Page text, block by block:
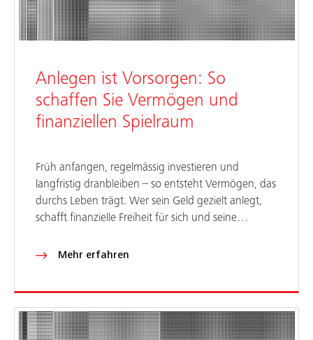
Anlegen ist Vorsorgen: So
schaffen Sie Vermögen und
finanziellen Spielraum
Früh anfangen, regelmässig investieren und
langfristig dranbleiben – so entsteht Vermögen, das
durchs Leben trägt. Wer sein Geld gezielt anlegt,
schafft finanzielle Freiheit für sich und seine…
Mehr erfahren